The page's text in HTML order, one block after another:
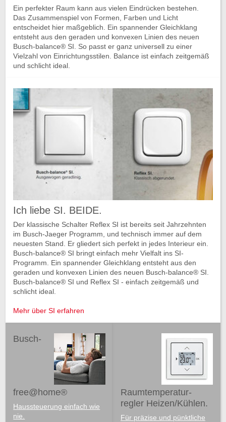
Ein perfekter Raum kann aus vielen Eindrücken bestehen.
Das Zusammenspiel von Formen, Farben und Licht
entscheidet hier maßgeblich. Ein spannender Gleichklang
entsteht aus den geraden und konvexen Linien des neuen
Busch-balance® SI. So passt er ganz universell zu einer
Vielzahl von Einrichtungsstilen. Balance ist einfach zeitgemäß
und schlicht ideal.
Ich liebe SI. BEIDE.
Der klassische Schalter Reflex SI ist bereits seit Jahrzehnten
im Busch-Jaeger Programm, und technisch immer auf dem
neuesten Stand. Er gliedert sich perfekt in jedes Interieur ein.
Busch-balance® SI bringt einfach mehr Vielfalt ins SI-
Programm. Ein spannender Gleichklang entsteht aus den
geraden und konvexen Linien des neuen Busch-balance® SI.
Busch-balance® SI und Reflex SI - einfach zeitgemäß und
schlicht ideal.
Mehr über SI erfahren
Busch-
free@home®
Haussteuerung einfach wie
nie.
Raumtemperatur-
regler Heizen/Kühlen.
Für präzise und pünktliche